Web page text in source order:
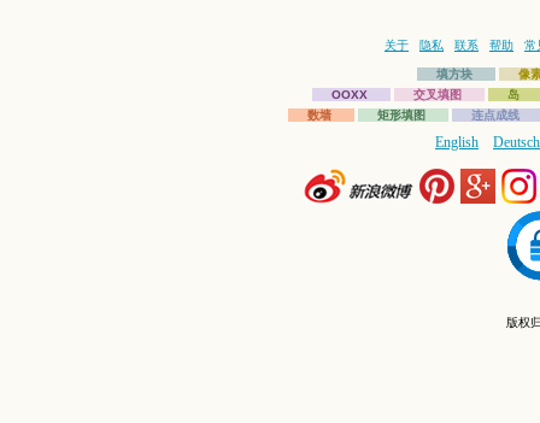
关于 隐私 联系 帮助 常
填方块
像
OOXX
交叉填图
岛
数墙
矩形填图 连点成线
English Deutsch
版权